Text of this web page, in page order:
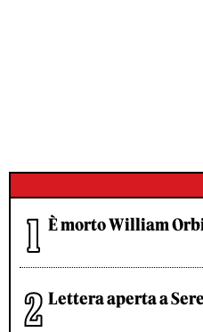
È morto William
Lettera aperta a